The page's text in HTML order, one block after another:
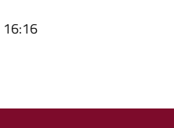
16:16